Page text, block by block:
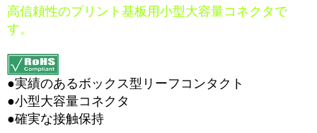
高信頼性のプリント基板用小型大容量コネクタで
す。
●実績のあるボックス型リーフコンタクト
●小型大容量コネクタ
●確実な接触保持